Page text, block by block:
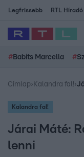
Legfrissebb RTL Híradó
# Babits Marcella #
Címlap› Kalandra fal!›
Kalandra fal!
Járai Máté:
lenni